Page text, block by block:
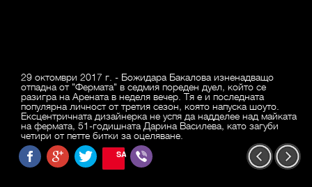
29 октомври 2017 г. - Божидара Бакалова изненадващо
отпадна от "Фермата" в седмия пореден дуел, който се
разигра на Арената в неделя вечер. Тя е и последната
популярна личност от третия сезон, която напуска шоуто.
Ексцентричната дизайнерка не успя да надделее над майката
на фермата, 51-годишната Дарина Василева, като загуби
четири от петте битки за оцеляване.
SAVE